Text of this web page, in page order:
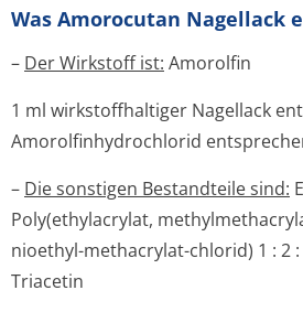
Was Amorocutan Nagellack
– Der Wirkstoff ist: Amorolfin
1 ml wirkstoffhaltiger Nagellack
Amorolfinhydrochlo­rid
– Die sonstigen Bestandteile sind:
Poly(ethylacrylat,
nioethyl-methacrylat-chlorid) 1 : 2
Triacetin